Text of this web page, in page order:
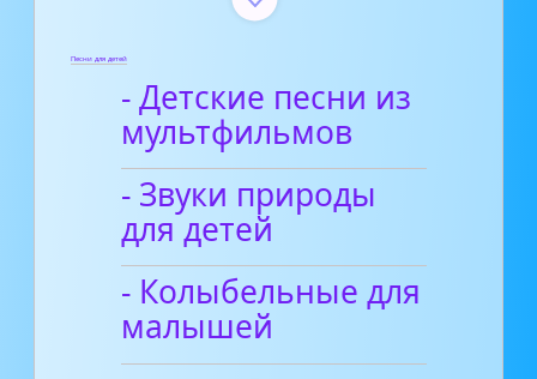
Песни для детей
- Детские песни из
мультфильмов
- Звуки природы
для детей
- Колыбельные для
малышей